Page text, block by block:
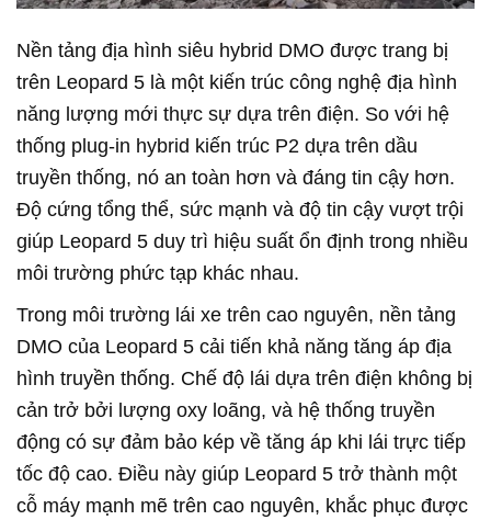
Nền tảng địa hình siêu hybrid DMO được trang bị
trên Leopard 5 là một kiến trúc công nghệ địa hình
năng lượng mới thực sự dựa trên điện. So với hệ
thống plug-in hybrid kiến trúc P2 dựa trên dầu
truyền thống, nó an toàn hơn và đáng tin cậy hơn.
Độ cứng tổng thể, sức mạnh và độ tin cậy vượt trội
giúp Leopard 5 duy trì hiệu suất ổn định trong nhiều
môi trường phức tạp khác nhau.
Trong môi trường lái xe trên cao nguyên, nền tảng
DMO của Leopard 5 cải tiến khả năng tăng áp địa
hình truyền thống. Chế độ lái dựa trên điện không bị
cản trở bởi lượng oxy loãng, và hệ thống truyền
động có sự đảm bảo kép về tăng áp khi lái trực tiếp
tốc độ cao. Điều này giúp Leopard 5 trở thành một
cỗ máy mạnh mẽ trên cao nguyên, khắc phục được